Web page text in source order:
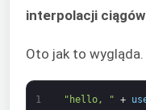
interpolacji
Oto jak to wygląda.
1 "hello, " +